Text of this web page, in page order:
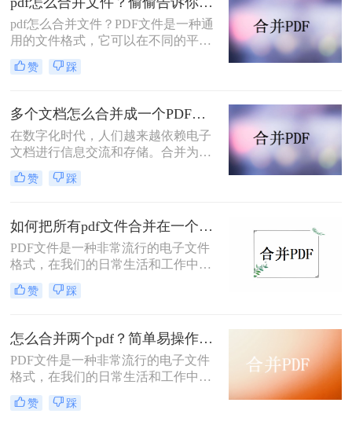
查找的时候可以快速的找到，非常的
便利，上传都能一起上传，可是有很
多的用户还不知道如何将多个pdf文件
快速合并，查看下面的相关教程介
绍，就能给你答案。
pdf怎么合并文件？PDF文件是一种通
用的文件格式，它可以在不同的平台
和设备上查看和打印。然而，当你拥
有多个PDF文件时，可能会发现需要
和共享文件来说是非常方便的。那么
如何将pdf合并成一个文件呢？下面小
编就教大家一个简单方法。
赞 踩
多个文档怎么合并成一个PDF？这2个方法了解一下！
在数字化时代，人们越来越依赖电子
文档进行信息交流和存储。合并为
PDF成为一种常见需求，它能将多个
文档合而为一，方便共享和管理。无
文档合并，操作都变得简单高效。那
么。多个文档怎么合并成一个PDF，
一起去了解一下吧!
赞 踩
如何把所有pdf文件合并在一个pdf中？简单易操作的2个方法！
PDF文件是一种非常流行的电子文件
格式，在我们的日常生活和工作中发
挥着重要作用。例如，在日常工作过
程中，我们将从互联网上获取一些基
中，我们从一些网站下载一个基于
PDF格式的课程。然而，随着时间的
推移，随着相关操作的实施，随着文
件数量的增加，有必要将几个PDF合
并成一个进行保存。那么，如何将几
个PDF文件合并成一个呢？接下来分
赞 踩
怎么合并两个pdf？简单易操作的2个方法！
PDF文件是一种非常流行的电子文件
格式，在我们的日常生活和工作中发
挥着重要作用。例如，在日常工作过
程中，我们将从互联网上获取一些基
赞 踩